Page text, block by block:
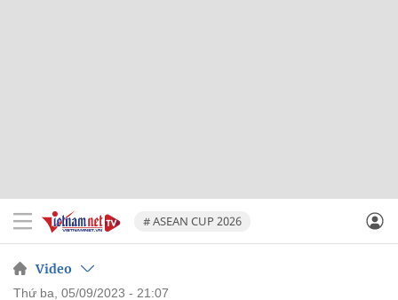
# ASEAN CUP 2026
Video
thứ ba, 05/09/2023 - 21:07